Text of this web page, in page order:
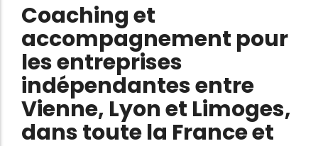
Coaching et
accompagnement pour
les entreprises
indépendantes entre
Vienne, Lyon et Limoges,
dans toute la France et